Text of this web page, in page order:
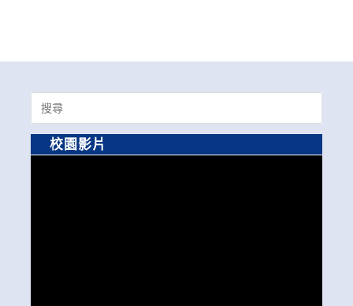
Search
for:
校園影片